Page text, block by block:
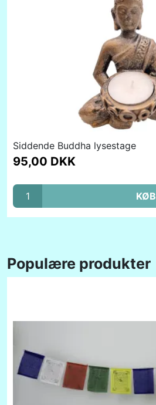
Siddende Buddha lysestage
95,00 DKK
KØB
Populære produkter